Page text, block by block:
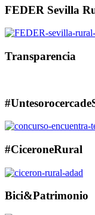
FEDER Sevilla
Transparencia
#CiceroneRural
Bici&Patrimonio